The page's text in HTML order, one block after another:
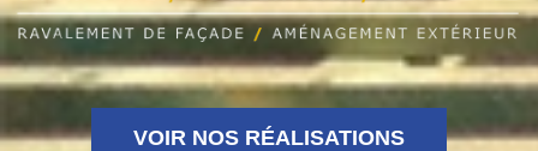
VOIR NOS RÉALISATIONS